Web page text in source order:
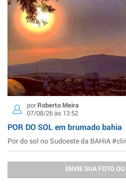
porRoberto Meira
07/08/26 às 13:52
POR DO SOL em brumado bahia
Por do sol no Sudoeste da BAHIA
ENVIE SUA FOTO